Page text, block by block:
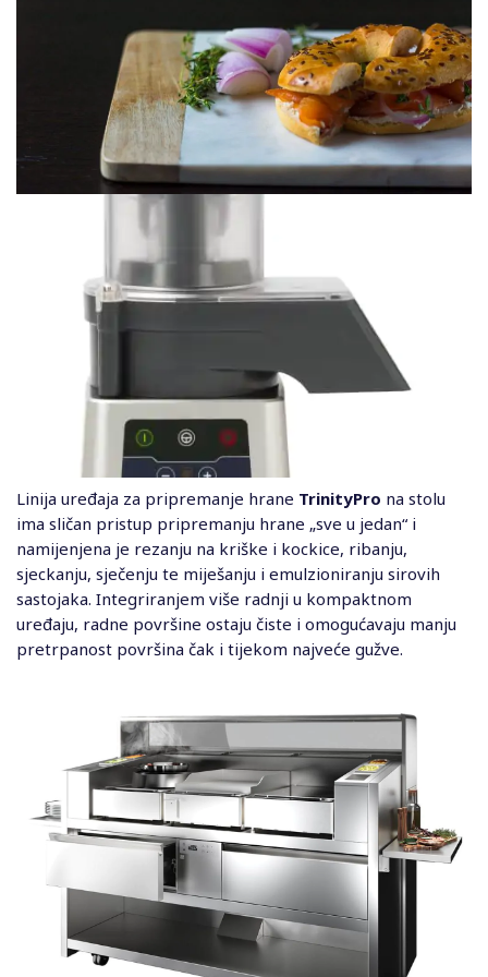
Linija uređaja za pripremanje hrane TrinityPro na stolu
ima sličan pristup pripremanju hrane „sve u jedan“ i
namijenjena je rezanju na kriške i kockice, ribanju,
sjeckanju, sječenju te miješanju i emulzioniranju sirovih
sastojaka. Integriranjem više radnji u kompaktnom
uređaju, radne površine ostaju čiste i omogućavaju manju
pretrpanost površina čak i tijekom najveće gužve.